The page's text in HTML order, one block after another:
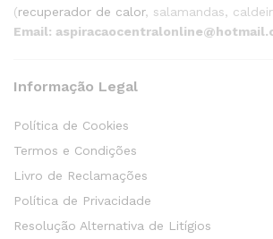
(recuperador de calor, salamandas,
Email:
Informação Legal
Política de Cookies
Termos e Condições
Livro de Reclamações
Política de Privacidade
Resolução Alternativa de Litígios